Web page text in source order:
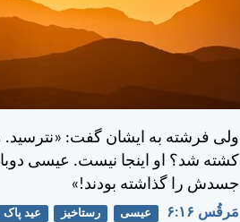
ولی فرشته به ايشان گفت:
كشته شد؟ او اينجا نيست. عيسی
جسدش را گذاشته بودند!»
مَرقُس ۱۶:‏۶ عیسی رستاخیز عید پاک